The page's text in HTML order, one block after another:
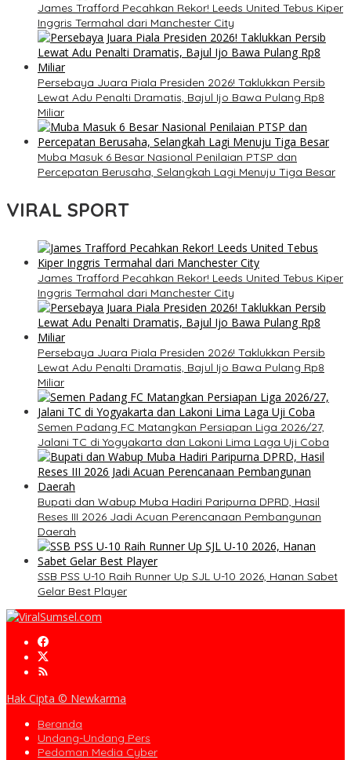
James Trafford Pecahkan Rekor! Leeds United Tebus Kiper
Inggris Termahal dari Manchester City
Persebaya Juara Piala Presiden 2026! Taklukkan Persib
Lewat Adu Penalti Dramatis, Bajul Ijo Bawa Pulang Rp8
Miliar
Muba Masuk 6 Besar Nasional Penilaian PTSP dan
Percepatan Berusaha, Selangkah Lagi Menuju Tiga Besar
VIRAL SPORT
James Trafford Pecahkan Rekor! Leeds United Tebus Kiper
Inggris Termahal dari Manchester City
Persebaya Juara Piala Presiden 2026! Taklukkan Persib
Lewat Adu Penalti Dramatis, Bajul Ijo Bawa Pulang Rp8
Miliar
Semen Padang FC Matangkan Persiapan Liga 2026/27,
Jalani TC di Yogyakarta dan Lakoni Lima Laga Uji Coba
Bupati dan Wabup Muba Hadiri Paripurna DPRD, Hasil
Reses III 2026 Jadi Acuan Perencanaan Pembangunan
Daerah
SSB PSS U-10 Raih Runner Up SJL U-10 2026, Hanan Sabet
Gelar Best Player
Hak Cipta © Newkarma
Beranda
Undang-Undang Pers
Pedoman Media Cyber